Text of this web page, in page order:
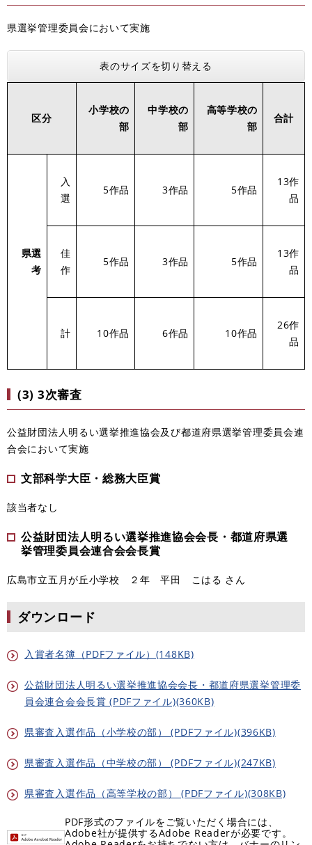
県選挙管理委員会において実施
表のサイズを切り替える
区分
小学校の
部
中学校の
部
高等学校の
部
合計
県選
考
入
選
5作品 3作品 5作品
13作
品
佳
作
5作品 3作品 5作品
13作
品
計 10作品 6作品 10作品
26作
品
(3) 3次審査
公益財団法人明るい選挙推進協会及び都道府県選挙管理委員会連
合会において実施
文部科学大臣・総務大臣賞
該当者なし
公益財団法人明るい選挙推進協会会長・都道府県選
挙管理委員会連合会会長賞
広島市立五月が丘小学校 ２年 平田 こはる さん
ダウンロード
入賞者名簿（PDFファイル）(148KB)
公益財団法人明るい選挙推進協会会長・都道府県選挙管理委
員会連合会会長賞 (PDFファイル)(360KB)
県審査入選作品（小学校の部） (PDFファイル)(396KB)
県審査入選作品（中学校の部） (PDFファイル)(247KB)
県審査入選作品（高等学校の部） (PDFファイル)(308KB)
PDF形式のファイルをご覧いただく場合には、
Adobe社が提供するAdobe Readerが必要です。